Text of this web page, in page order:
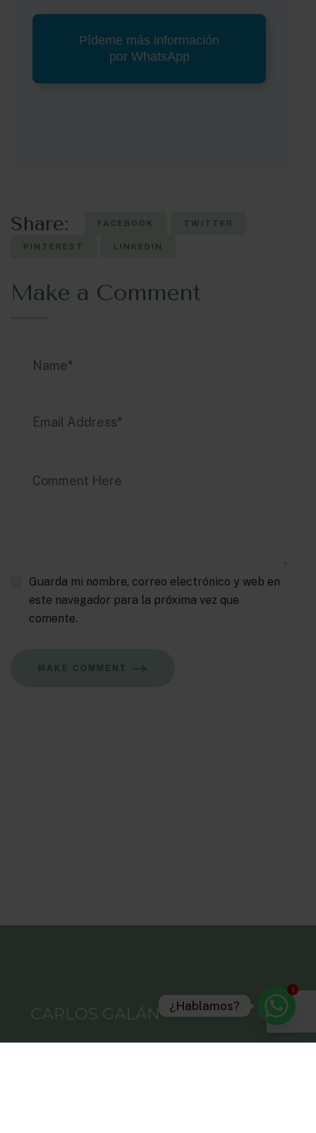
Pídeme más información
por WhatsApp
Share: FACEBOOK TWITTER
PINTEREST LINKEDIN
Make a Comment
Guarda mi nombre, correo electrónico y web en
este navegador para la próxima vez que
comente.
MAKE COMMENT
1
¿Hablamos?